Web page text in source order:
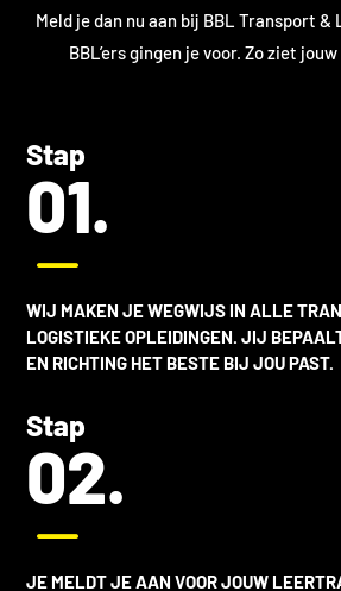
Meld je dan nu aan bij BBL Transport
BBL’ers gingen je voor. Zo ziet
Stap
01.
K
WIJ MAKEN JE WEGWIJS IN ALLE
LOGISTIEKE OPLEIDINGEN. JIJ
EN RICHTING HET BESTE BIJ JOU PAST.
Stap
02.
K
JE MELDT JE AAN VOOR JOUW